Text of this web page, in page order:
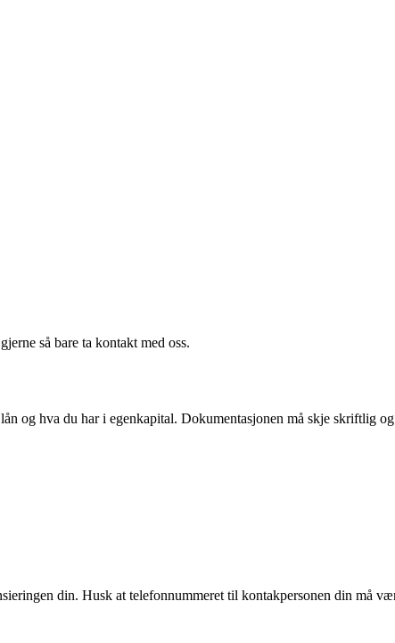
så bare ta kontakt med oss.
og hva du har i egenkapital. Dokumentasjonen må skje skriftlig
din. Husk at telefonnummeret til kontakpersonen din må